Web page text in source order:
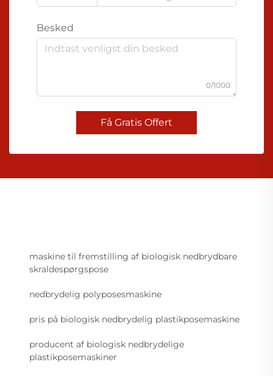
Besked
0/1000
Få Gratis Offert
maskine til fremstilling af biologisk nedbrydbare
skraldespørgspose
nedbrydelig polyposesmaskine
pris på biologisk nedbrydelig plastikposemaskine
producent af biologisk nedbrydelige
plastikposemaskiner